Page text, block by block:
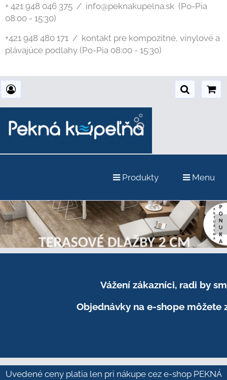
+ 421 948 046 375 / info@peknakupelna.sk (Po-Pia
08:00 - 15:30)
+421 948 480 171 / kontakt pre kompozitné, vinylové a
plávajúce podlahy (Po-Pia 08:00 - 15:30)
Produkty Menu
Vážení zákazníci, radi by
Objednávky na e-shope môžete
Uvedené ceny platia len pri nákupe cez e-shop PEKNÁ